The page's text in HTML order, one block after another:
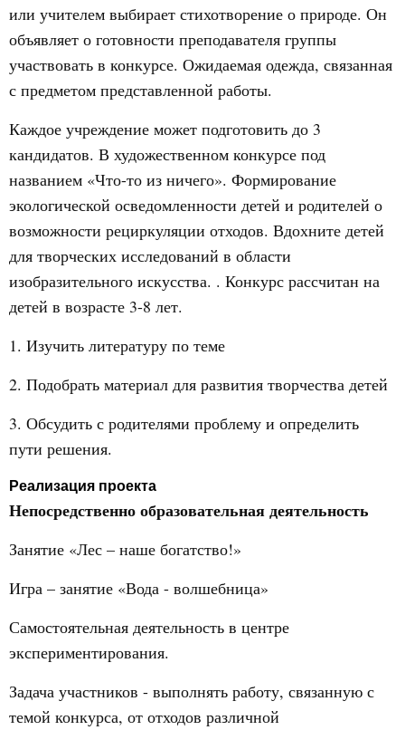
или учителем выбирает стихотворение о природе. Он
объявляет о готовности преподавателя группы
участвовать в конкурсе. Ожидаемая одежда, связанная
с предметом представленной работы.
Каждое учреждение может подготовить до 3
кандидатов. В художественном конкурсе под
названием «Что-то из ничего». Формирование
экологической осведомленности детей и родителей о
возможности рециркуляции отходов. Вдохните детей
для творческих исследований в области
изобразительного искусства. . Конкурс рассчитан на
детей в возрасте 3-8 лет.
1. Изучить литературу по теме
2. Подобрать материал для развития творчества детей
3. Обсудить с родителями проблему и определить
пути решения.
Реализация проекта
Непосредственно образовательная деятельность
Занятие «Лес – наше богатство!»
Игра – занятие «Вода - волшебница»
Самостоятельная деятельность в центре
экспериментирования.
Задача участников - выполнять работу, связанную с
темой конкурса, от отходов различной